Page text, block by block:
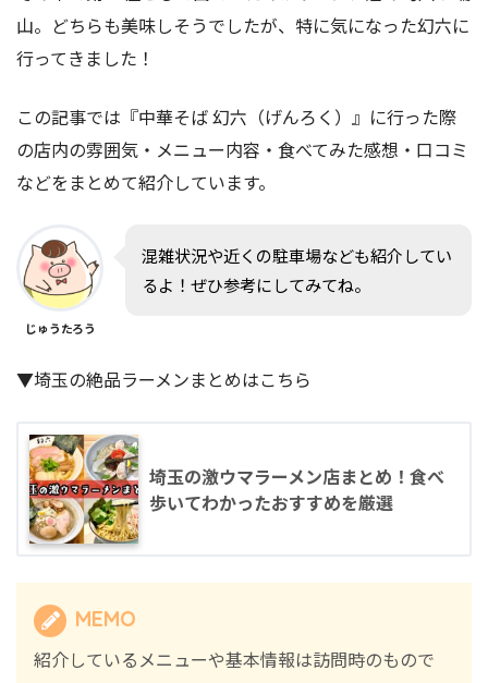
山。どちらも美味しそうでしたが、特に気になった幻六に
行ってきました！
この記事では『中華そば 幻六（げんろく）』に行った際
の店内の雰囲気・メニュー内容・食べてみた感想・口コミ
などをまとめて紹介しています。
じゅうたろう
混雑状況や近くの駐車場なども紹介してい
るよ！ぜひ参考にしてみてね。
▼埼玉の絶品ラーメンまとめはこちら
埼玉の激ウマラーメン店まとめ！食べ
歩いてわかったおすすめを厳選
MEMO
紹介しているメニューや基本情報は訪問時のもので